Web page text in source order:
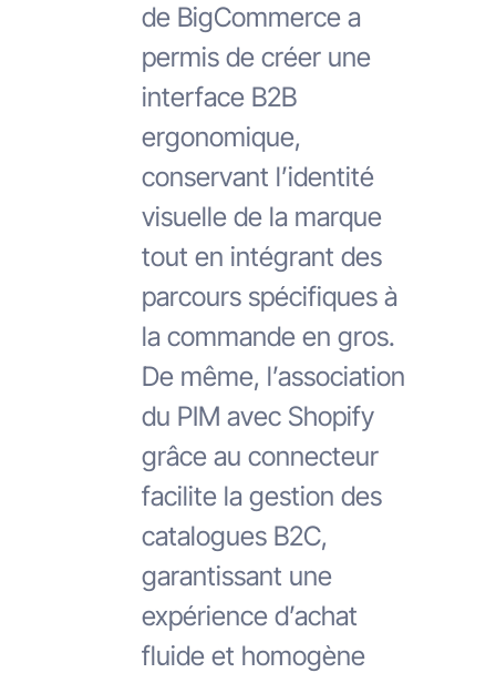
de BigCommerce a
permis de créer une
interface B2B
ergonomique,
conservant l’identité
visuelle de la marque
tout en intégrant des
parcours spécifiques à
la commande en gros.
De même, l’association
du PIM avec Shopify
grâce au connecteur
facilite la gestion des
catalogues B2C,
garantissant une
expérience d’achat
fluide et homogène